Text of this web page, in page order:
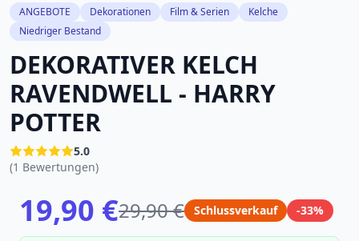
ANGEBOTE Dekorationen Film & Serien
Kelche
Niedriger Bestand
DEKORATIVER KELCH
RAVENDWELL - HARRY
POTTER
5.0
(1 Bewertungen)
19,90 €29,90 € Schlussverkauf -33%